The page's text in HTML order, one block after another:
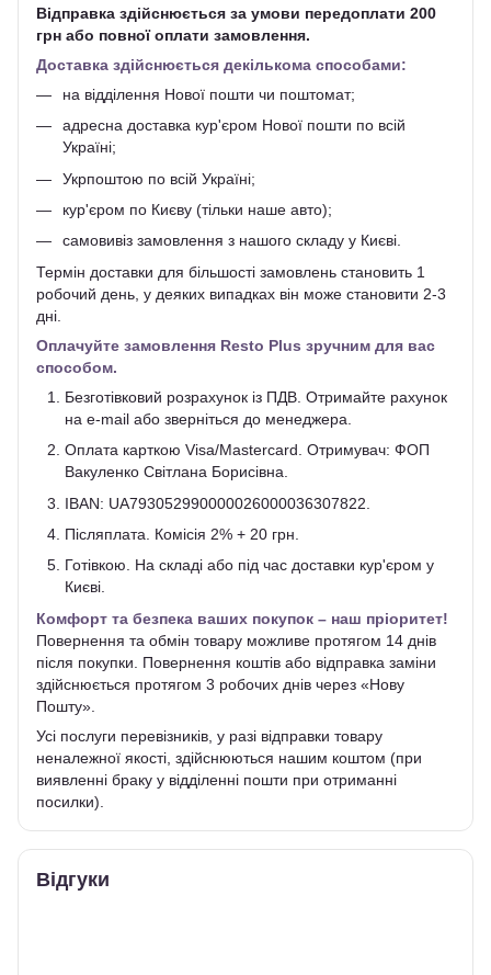
Відправка здійснюється за умови передоплати 200
грн або повної оплати замовлення.
Доставка здійснюється декількома способами:
на відділення Нової пошти чи поштомат;
адресна доставка кур'єром Нової пошти по всій
Україні;
Укрпоштою по всій Україні;
кур'єром по Києву (тільки наше авто);
самовивіз замовлення з нашого складу у Києві.
Термін доставки для більшості замовлень становить 1
робочий день, у деяких випадках він може становити 2-3
дні.
Оплачуйте замовлення Resto Plus зручним для вас
способом.
Безготівковий розрахунок із ПДВ. Отримайте рахунок
на e-mail або зверніться до менеджера.
Оплата карткою Visa/Mastercard. Отримувач: ФОП
Вакуленко Світлана Борисівна.
IBAN: UA793052990000026000036307822.
Післяплата. Комісія 2% + 20 грн.
Готівкою. На складі або під час доставки кур'єром у
Києві.
Комфорт та безпека ваших покупок – наш пріоритет!
Повернення та обмін товару можливе протягом 14 днів
після покупки. Повернення коштів або відправка заміни
здійснюється протягом 3 робочих днів через «Нову
Пошту».
Усі послуги перевізників, у разі відправки товару
неналежної якості, здійснюються нашим коштом (при
виявленні браку у відділенні пошти при отриманні
посилки).
Відгуки